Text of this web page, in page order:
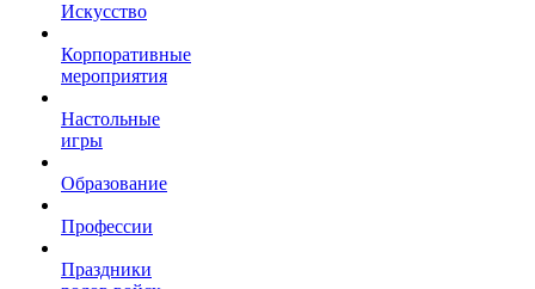
Искусство
Корпоративные
мероприятия
Настольные
игры
Образование
Профессии
Праздники